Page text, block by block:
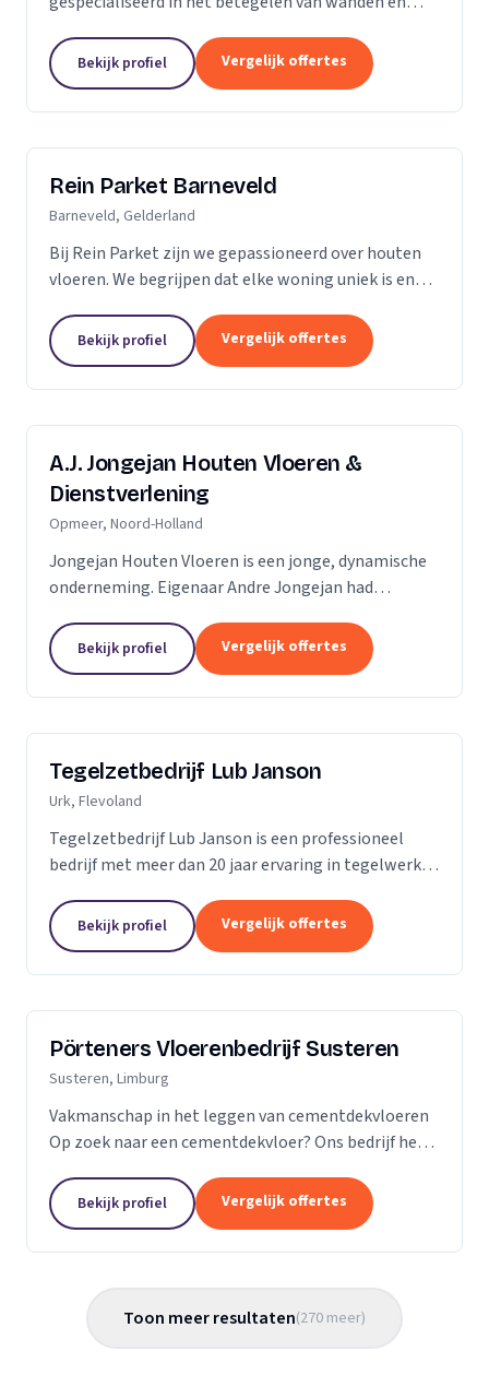
bedrijven als particulieren. Nieuwbouw- of
renovatieprojecten,...
Bekijk profiel Vergelijk offertes
Rein Parket Barneveld
Barneveld, Gelderland
Bij Rein Parket zijn we gepassioneerd over houten
vloeren. We begrijpen dat elke woning uniek is en
past bij uw stijl en behoeften. Of u nu op zoek...
Bekijk profiel Vergelijk offertes
A.J. Jongejan Houten Vloeren &
Dienstverlening
Opmeer, Noord-Holland
Jongejan Houten Vloeren is een jonge, dynamische
onderneming. Eigenaar Andre Jongejan had
timmerbranche, toen hij in 2004 met zijn eigen
bedrijf van start ging....
Bekijk profiel Vergelijk offertes
Tegelzetbedrijf Lub Janson
Urk, Flevoland
Tegelzetbedrijf Lub Janson is een professioneel
bedrijf met meer dan 20 jaar ervaring in tegelwerk.
Bekijk profiel Vergelijk offertes
Pörteners Vloerenbedrijf Susteren
Susteren, Limburg
Vakmanschap in het leggen van cementdekvloeren
Op zoek naar een cementdekvloer? Ons bedrijf heeft
ervaring wat betreft woningbouw en utiliteitsbouw.
Bekijk profiel Vergelijk offertes
Toon meer resultaten(270 meer)